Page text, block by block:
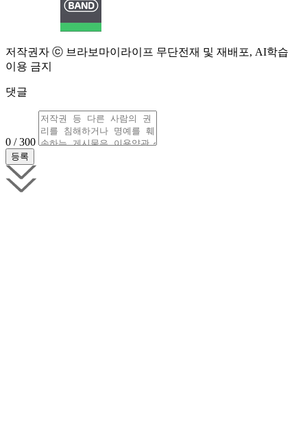
저작권자 ⓒ 브라보마이라이프 무단전재 및 재배포, AI학습
이용 금지
댓글
0 / 300